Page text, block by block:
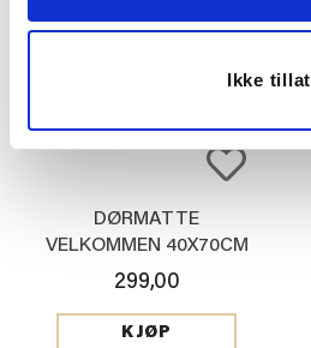
Ikke tillat
DØRMATTE
VELKOMMEN 40X70CM
299,00
KJØP